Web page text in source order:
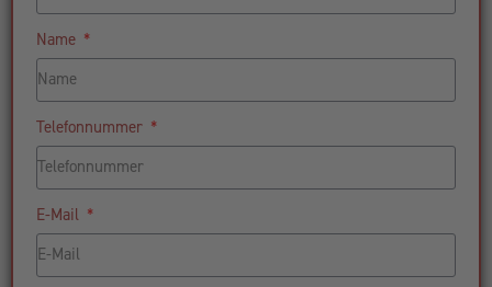
Name
Telefonnummer
E-Mail